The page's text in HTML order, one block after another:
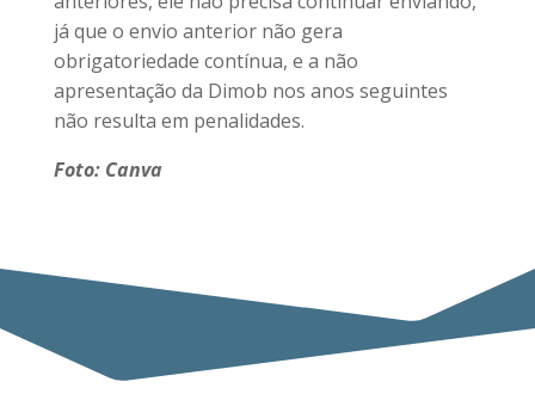
já que o envio anterior não gera
obrigatoriedade contínua, e a não
apresentação da Dimob nos anos seguintes
não resulta em penalidades.
Foto: Canva